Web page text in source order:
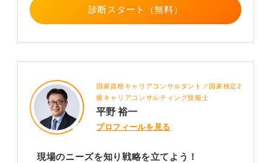
0
診断スタート（無料）
国家資格キャリアコンサルタント／国家検定2
級キャリアコンサルティング技能士
平野 裕一
プロフィールを見る
現場のニーズを知り戦略を立てよう！